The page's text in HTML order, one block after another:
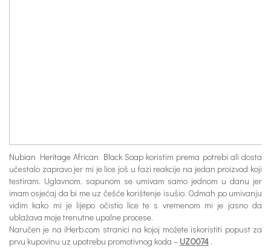
Nubian Heritage African Black Soapkoristim prema potrebi ali dosta
učestalo zapravo jer mi je lice još u fazi reakcije na jedan proizvod koji
testiram. Uglavnom, sapunom se umivam samo jednom u danu jer
imam osjećaj da bi me uz češće korištenje isušio. Odmah po umivanju
vidim kako mi je lijepo očistio lice te s vremenom mi je jasno da
ublažava moje trenutne upalne procese.
Naručen je na iHerb.com stranici na kojoj možete iskoristiti popust za
prvu kupovinu uz upotrebu promotivnog koda – UZO074 .